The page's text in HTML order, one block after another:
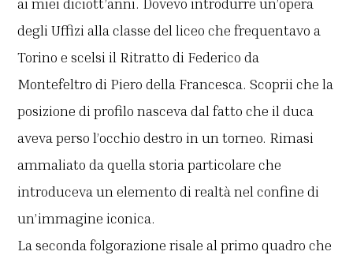
degli Uffizi alla classe del liceo che frequentavo a
Torino e scelsi il Ritratto di Federico da
Montefeltro di Piero della Francesca. Scoprii che la
posizione di profilo nasceva dal fatto che il duca
aveva perso l’occhio destro in un torneo. Rimasi
ammaliato da quella storia particolare che
introduceva un elemento di realtà nel confine di
un’immagine iconica.
La seconda folgorazione risale al primo quadro che